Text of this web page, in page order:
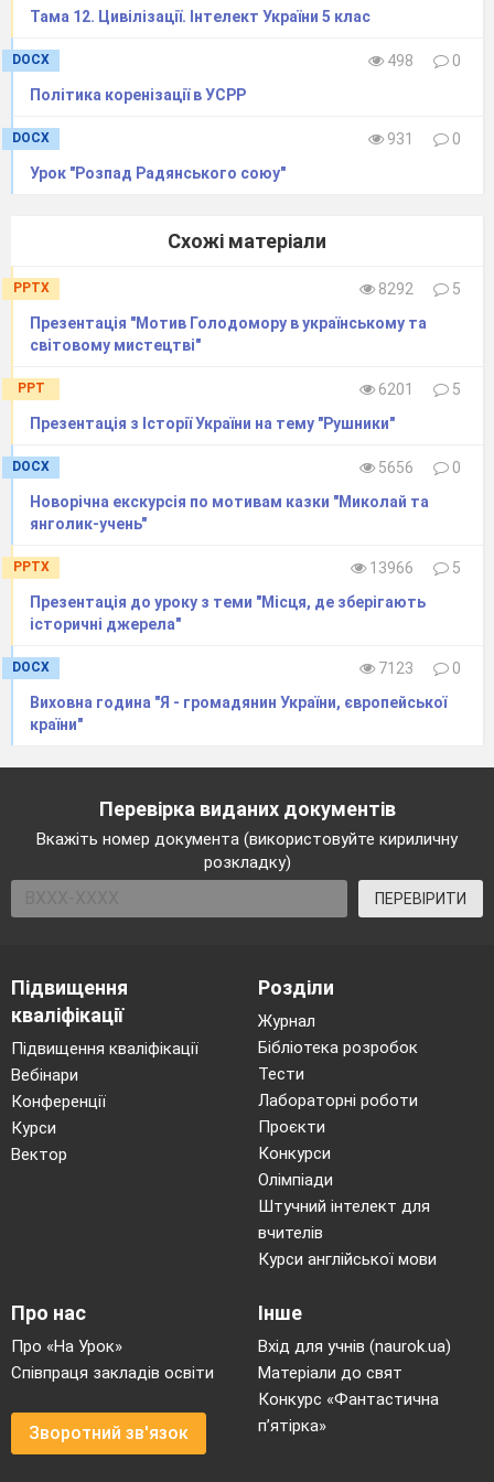
Селяни зобов’язані вносити в казну щорічно
взамін належного поміщикові за цю землю
оброку по 6 коп. на рубль із призначеної
урядом позики аж до погашення її. Такі
погашається протягом 49 років із дня видачі
позики. [Історія України: Кінець XVIII —
Джерело 4
Інструментарій до
організації роботи з джерелами
Запитання та завдання
Ознайомтеся з джерелом
Дайте відповіді на питання
Хто автор цього документу?
За яких історичних обставин
з’явився цей документ?
Як ви гадаєте, чому
реформи згори?(Боявся бунтів селян, на
яких впливала революція «Весна
народів» у Австрійській імперії )
Які причини спонукали
Олександра ІІ ліквідувати кріпацтво?
Як ви гадаєте як сприйняли
Тама 12. Цивілізації. Інтелект України 5 клас
DOCX 498
0
Політика коренізації в УСРР
DOCX 931
0
Урок "Розпад Радянського союу"
Схожі матеріали
PPTX 8292
5
Презентація "Мотив Голодомору в українському та
світовому мистецтві"
PPT 6201
5
Презентація з Історії України на тему "Рушники"
DOCX 5656
0
Новорічна екскурсія по мотивам казки "Миколай та
янголик-учень"
PPTX 13966
5
Презентація до уроку з теми "Місця, де зберігають
історичні джерела"
DOCX 7123
0
Виховна година "Я - громадянин України, європейської
країни"
Перевірка виданих документів
Вкажіть номер документа (використовуйте кириличну
розкладку)
ПЕРЕВІРИТИ
Підвищення
кваліфікації
Підвищення кваліфікації
Вебінари
Конференції
Курси
Вектор
Розділи
Журнал
Бібліотека розробок
Тести
Лабораторні роботи
Проєкти
Конкурси
Олімпіади
Штучний інтелект для
вчителів
Курси англійської мови
Про нас
Про «На Урок»
Співпраця закладів освіти
Зворотний зв'язок
Інше
Вхід для учнів (naurok.ua)
Матеріали до свят
Конкурс «Фантастична
п’ятірка»